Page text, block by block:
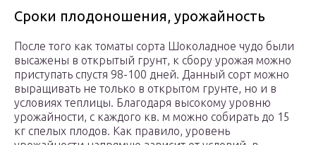
Сроки плодоношения, урожайность
После того как томаты сорта Шоколадное чудо были
высажены в открытый грунт, к сбору урожая можно
приступать спустя 98-100 дней. Данный сорт можно
выращивать не только в открытом грунте, но и в
условиях теплицы. Благодаря высокому уровню
урожайности, с каждого кв. м можно собирать до 15
кг спелых плодов. Как правило, уровень